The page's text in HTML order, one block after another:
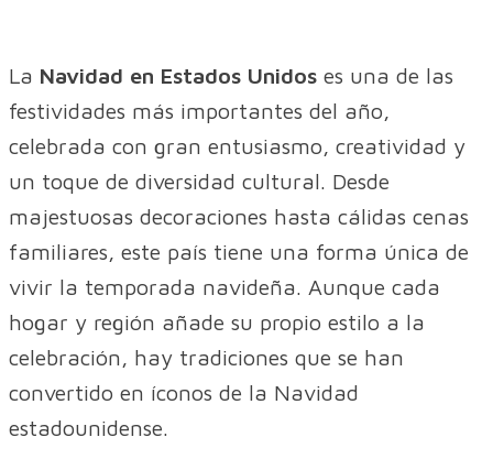
La Navidad en Estados Unidos es una de las
festividades más importantes del año,
celebrada con gran entusiasmo, creatividad y
un toque de diversidad cultural. Desde
majestuosas decoraciones hasta cálidas cenas
familiares, este país tiene una forma única de
vivir la temporada navideña. Aunque cada
hogar y región añade su propio estilo a la
celebración, hay tradiciones que se han
convertido en íconos de la Navidad
estadounidense.